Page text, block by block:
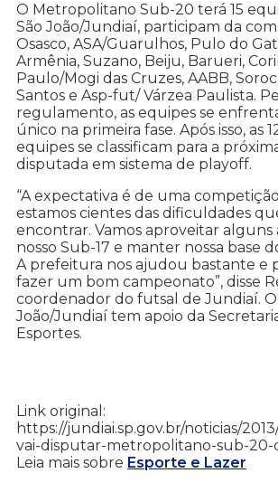
O Metropolitano Sub-20 terá 15
São João/Jundiaí, participam da
Osasco, ASA/Guarulhos, Pulo do
Armênia, Suzano, Beiju, Barueri,
Paulo/Mogi das Cruzes, AABB,
Santos e Asp-fut/ Várzea Paulista.
regulamento, as equipes se
único na primeira fase. Após isso, as
equipes se classificam para a
disputada em sistema de playoff.
“A expectativa é de uma
estamos cientes das dificuldades
encontrar. Vamos aproveitar alguns
nosso Sub-17 e manter nossa base
A prefeitura nos ajudou bastante e
fazer um bom campeonato”, disse
coordenador do futsal de Jundiaí. O
João/Jundiaí tem apoio da
Esportes.
Link original:
https://jundiai.sp.gov.br/noticias/
vai-disputar-metropolitano-sub-
Leia mais sobre Esporte e Lazer